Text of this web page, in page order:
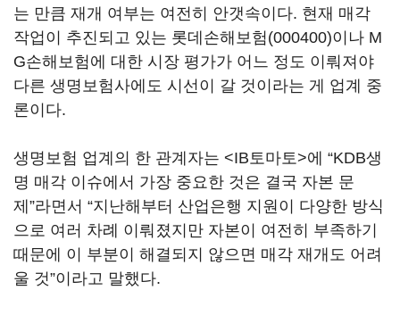
는 만큼 재개 여부는 여전히 안갯속이다. 현재 매각
작업이 추진되고 있는 롯데손해보험(000400)이나 M
G손해보험에 대한 시장 평가가 어느 정도 이뤄져야
다른 생명보험사에도 시선이 갈 것이라는 게 업계 중
론이다.
생명보험 업계의 한 관계자는 <IB토마토>에 “KDB생
명 매각 이슈에서 가장 중요한 것은 결국 자본 문
제”라면서 “지난해부터 산업은행 지원이 다양한 방식
으로 여러 차례 이뤄졌지만 자본이 여전히 부족하기
때문에 이 부분이 해결되지 않으면 매각 재개도 어려
울 것”이라고 말했다.